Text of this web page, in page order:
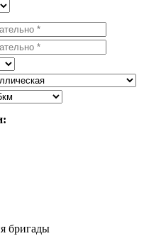
бригады